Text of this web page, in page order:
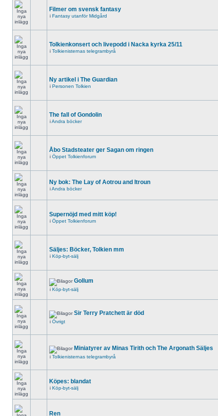
Filmer om svensk fantasy
i Fantasy utanför Midgård
Tolkienkonsert och livepodd i Nacka kyrka 25/11
i Tolkienisternas telegrambyrå
Ny artikel i The Guardian
i Personen Tolkien
The fall of Gondolin
iAndra böcker
Åbo Stadsteater ger Sagan om ringen
i Öppet Tolkienforum
Ny bok: The Lay of Aotrou and Itroun
iAndra böcker
Supernöjd med mitt köp!
i Öppet Tolkienforum
Säljes: Böcker, Tolkien mm
i Köp-byt-sälj
Gollum
i Köp-byt-sälj
Sir Terry Pratchett är död
i Övrigt
Miniatyrer av Minas Tirith och The Argonath Säljes
i Tolkienisternas telegrambyrå
Köpes: blandat
i Köp-byt-sälj
Ren